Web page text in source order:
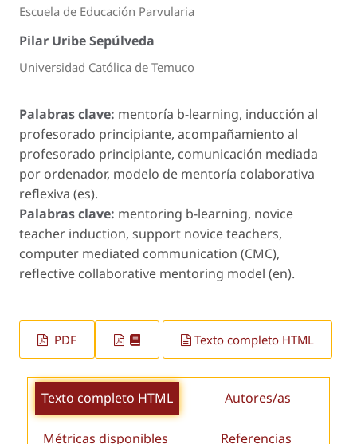
Escuela de Educación Parvularia
Pilar Uribe Sepúlveda
Universidad Católica de Temuco
Palabras clave: mentoría b-learning, inducción al
profesorado principiante, acompañamiento al
profesorado principiante, comunicación mediada
por ordenador, modelo de mentoría colaborativa
reflexiva (es).
Palabras clave: mentoring b-learning, novice
teacher induction, support novice teachers,
computer mediated communication (CMC),
reflective collaborative mentoring model (en).
PDF Texto completo HTML
Texto completo HTML Autores/as
Métricas disponibles Referencias